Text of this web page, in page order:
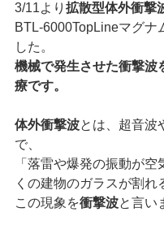
3/11より 拡散型体外衝撃
BTL-6000TopLineマグナ
した。
機械で発生させた衝撃波
療です。
体外衝撃波とは、超音波
で、
「落雷や爆発の振動が空
くの建物のガラスが割れ
この現象を衝撃波と言い